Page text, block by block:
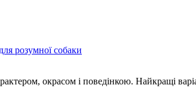
розумної собаки
окрасом і поведінкою. Найкращі